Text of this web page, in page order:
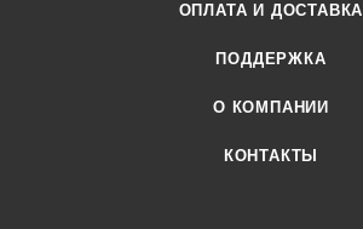
ОПЛАТА И ДОСТАВКА
ПОДДЕРЖКА
О КОМПАНИИ
КОНТАКТЫ